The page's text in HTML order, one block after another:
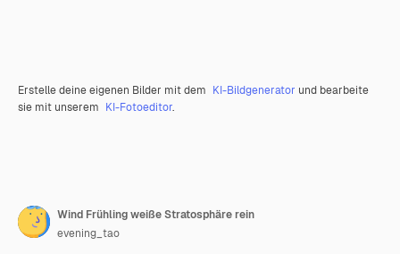
Erstelle deine eigenen Bilder mit dem KI-Bildgenerator und bearbeite
sie mit unserem KI-Fotoeditor.
Wind Frühling weiße Stratosphäre rein
evening_tao